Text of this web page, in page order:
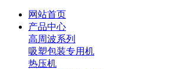
网站首页
产品中心
高周波系列
吸塑包装专用机
热压机